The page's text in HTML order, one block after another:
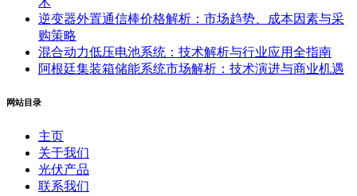
逆变器外置通信棒价格解析：市场趋势、成本因素与采
购策略
混合动力低压电池系统：技术解析与行业应用全指南
阿根廷集装箱储能系统市场解析：技术演进与商业机遇
网站目录
主页
关于我们
光伏产品
联系我们